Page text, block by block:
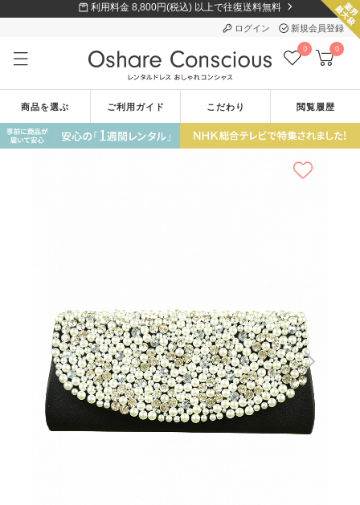
利用料金 8,800円(税込) 以上で往復送料無料
ログイン 新規会員登録
0 0
商品を選ぶ ご利用ガイド こだわり 閲覧履歴